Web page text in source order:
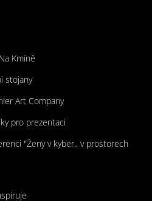
Kmíně
stojany
Art Company
pro prezentaci
"Ženy v kyber,, v prostorech